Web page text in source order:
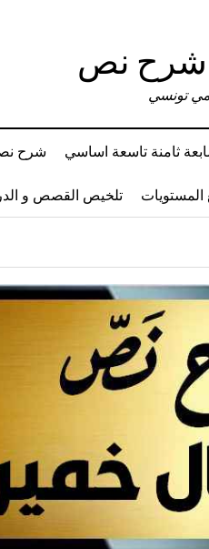
شرح نص
تونسي
ثامنة تاسعة اساسي شرح
تلخيص القصص و